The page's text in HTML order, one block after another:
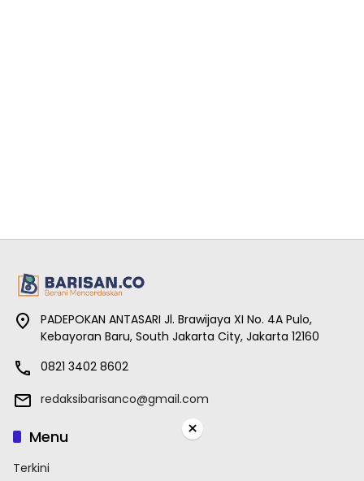
PADEPOKAN ANTASARI Jl. Brawijaya XI No. 4A Pulo,
Kebayoran Baru, South Jakarta City, Jakarta 12160
0821 3402 8602
redaksibarisanco@gmail.com
Menu
Terkini
×